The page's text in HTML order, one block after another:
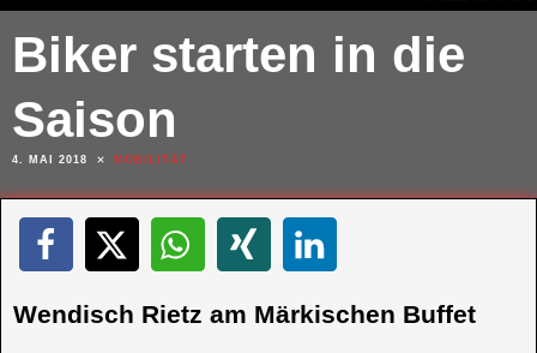
Biker starten in die
Saison
4. MAI 2018 MOBILITÄT
Wendisch Rietz am Märkischen Buffet